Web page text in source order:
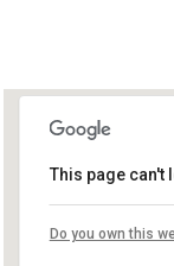
Lounais-
This page can't
Do you own this